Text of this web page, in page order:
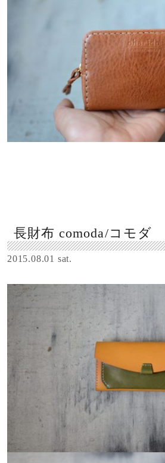
長財布 comoda/コモダ
2015.08.01 sat.